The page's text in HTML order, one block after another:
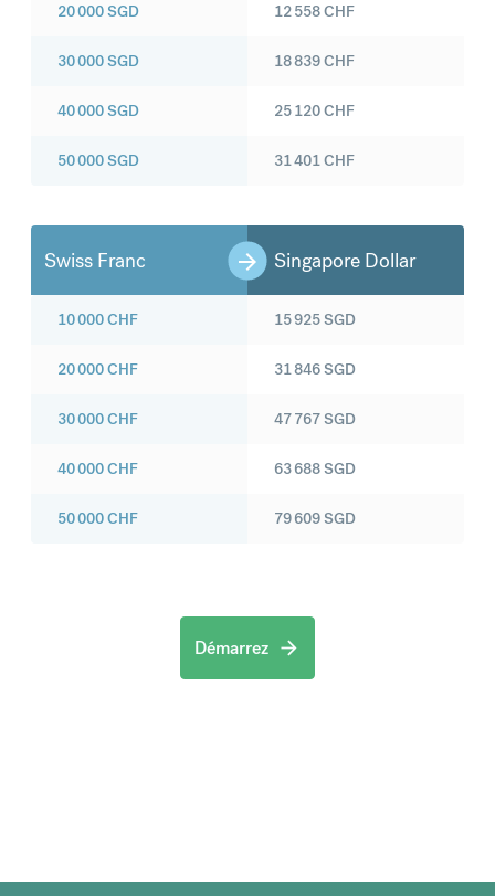
20 000SGD
30 000SGD
40 000SGD
50 000SGD
12 558CHF
18 839CHF
25 120CHF
31 401CHF
Swiss Franc Singapore Dollar
10 000CHF
20 000CHF
30 000CHF
40 000CHF
50 000CHF
15 925SGD
31 846SGD
47 767SGD
63 688SGD
79 609SGD
Démarrez